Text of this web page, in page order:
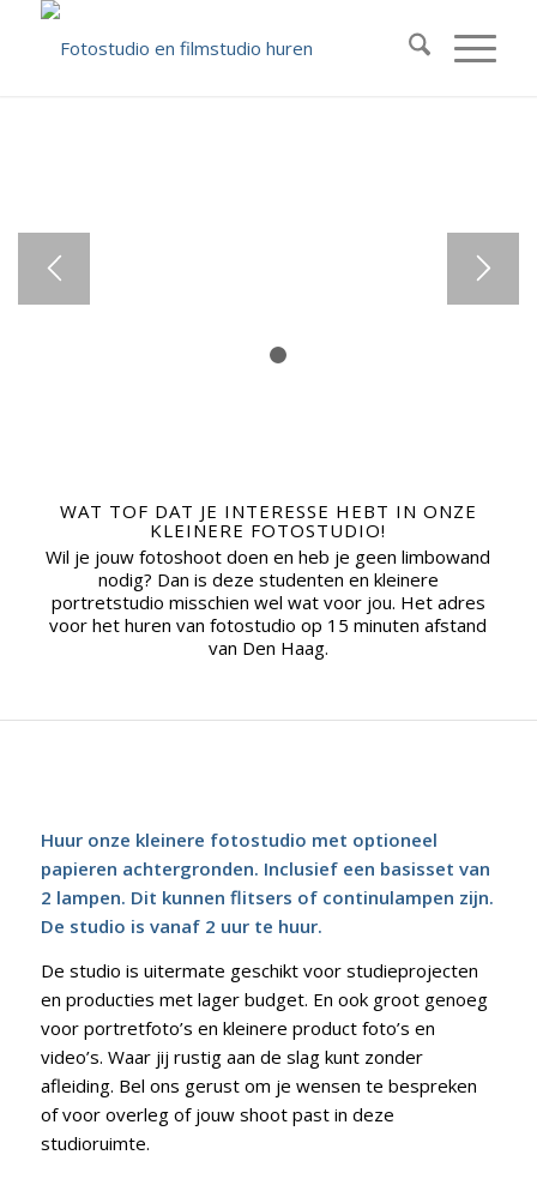
Ideaal voor een student. Of een
WAT TOF DAT JE INTERESSE HEBT IN ONZE
KLEINERE FOTOSTUDIO!
Wil je jouw fotoshoot doen en heb je geen limbowand
nodig? Dan is deze studenten en kleinere
portretstudio misschien wel wat voor jou. Het adres
voor het huren van fotostudio op 15 minuten afstand
van Den Haag.
Huur onze kleinere fotostudio met optioneel
papieren achtergronden. Inclusief een basisset van
2 lampen. Dit kunnen flitsers of continulampen zijn.
De studio is vanaf 2 uur te huur.
De studio is uitermate geschikt voor studieprojecten
en producties met lager budget. En ook groot genoeg
voor portretfoto’s en kleinere product foto’s en
video’s. Waar jij rustig aan de slag kunt zonder
afleiding. Bel ons gerust om je wensen te bespreken
of voor overleg of jouw shoot past in deze
studioruimte.